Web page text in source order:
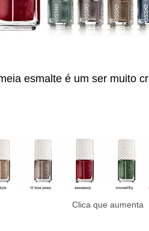
esmalte é um ser muito
Clica que aumenta